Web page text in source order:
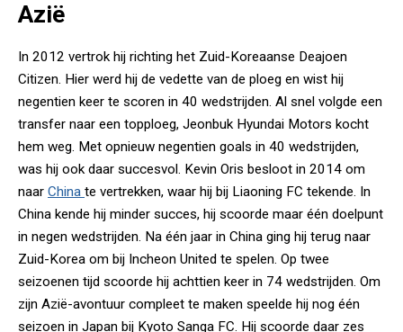
Azië
In 2012 vertrok hij richting het Zuid-Koreaanse Deajoen
Citizen. Hier werd hij de vedette van de ploeg en wist hij
negentien keer te scoren in 40 wedstrijden. Al snel volgde een
transfer naar een topploeg, Jeonbuk Hyundai Motors kocht
hem weg. Met opnieuw negentien goals in 40 wedstrijden,
was hij ook daar succesvol. Kevin Oris besloot in 2014 om
naar China te vertrekken, waar hij bij Liaoning FC tekende. In
China kende hij minder succes, hij scoorde maar één doelpunt
in negen wedstrijden. Na één jaar in China ging hij terug naar
Zuid-Korea om bij Incheon United te spelen. Op twee
seizoenen tijd scoorde hij achttien keer in 74 wedstrijden. Om
zijn Azië-avontuur compleet te maken speelde hij nog één
seizoen in Japan bij Kyoto Sanga FC. Hij scoorde daar zes